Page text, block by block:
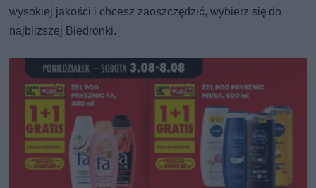
wysokiej jakości i chcesz zaoszczędzić, wybierz się do
najbliższej Biedronki.